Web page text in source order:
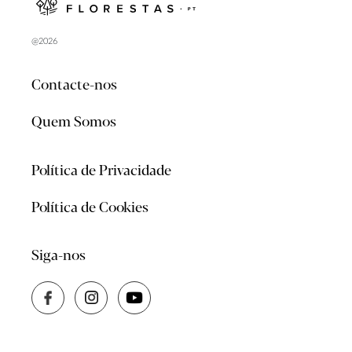
@2026
Contacte-nos
Quem Somos
Política de Privacidade
Política de Cookies
Siga-nos